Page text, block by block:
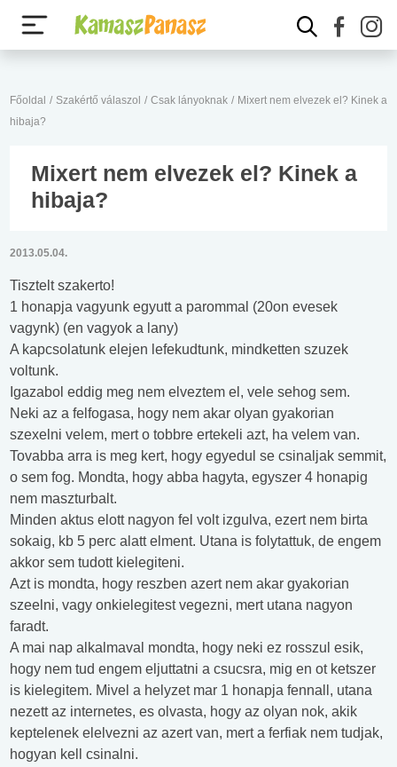
Főoldal / Szakértő válaszol / Csak lányoknak / Mixert nem elvezek el? Kinek a
hibaja?
Mixert nem elvezek el? Kinek a
hibaja?
2013.05.04.
Tisztelt szakerto!
1 honapja vagyunk egyutt a parommal (20on evesek
vagynk) (en vagyok a lany)
A kapcsolatunk elejen lefekudtunk, mindketten szuzek
voltunk.
Igazabol eddig meg nem elveztem el, vele sehog sem.
Neki az a felfogasa, hogy nem akar olyan gyakorian
szexelni velem, mert o tobbre ertekeli azt, ha velem van.
Tovabba arra is meg kert, hogy egyedul se csinaljak semmit,
o sem fog. Mondta, hogy abba hagyta, egyszer 4 honapig
nem maszturbalt.
Minden aktus elott nagyon fel volt izgulva, ezert nem birta
sokaig, kb 5 perc alatt elment. Utana is folytattuk, de engem
akkor sem tudott kielegiteni.
Azt is mondta, hogy reszben azert nem akar gyakorian
szeelni, vagy onkielegitest vegezni, mert utana nagyon
faradt.
A mai nap alkalmaval mondta, hogy neki ez rosszul esik,
hogy nem tud engem eljuttatni a csucsra, mig en ot ketszer
is kielegitem. Mivel a helyzet mar 1 honapja fennall, utana
nezett az internetes, es olvasta, hogy az olyan nok, akik
keptelenek elelvezni az azert van, mert a ferfiak nem tudjak,
hogyan kell csinalni.